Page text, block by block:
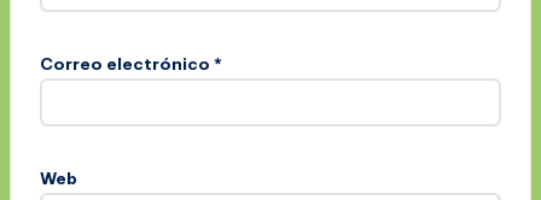
Correo electrónico *
Web